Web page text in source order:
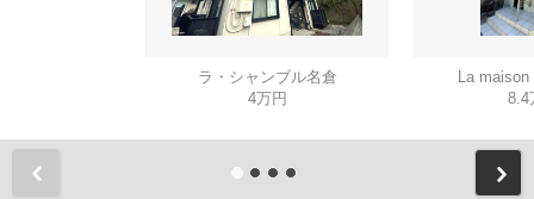
ラ・シャンブル名倉
4万円
La maison
8.4